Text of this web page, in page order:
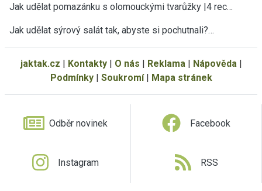
Jak udělat pomazánku s olomouckými tvarůžky |4 rec…
Jak udělat sýrový salát tak, abyste si pochutnali?…
jaktak.cz | Kontakty| O nás | Reklama| Nápověda|
Podmínky| Soukromí| Mapa stránek
Odběr novinek Facebook
Instagram RSS